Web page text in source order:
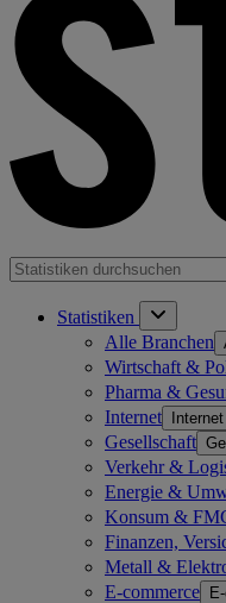
Statistiken
Alle Branchen
Wirtschaft &
Pharma &
Internet Internet
Gesellschaft
Verkehr &
Energie &
Konsum &
Finanzen,
Metall &
E-commerce